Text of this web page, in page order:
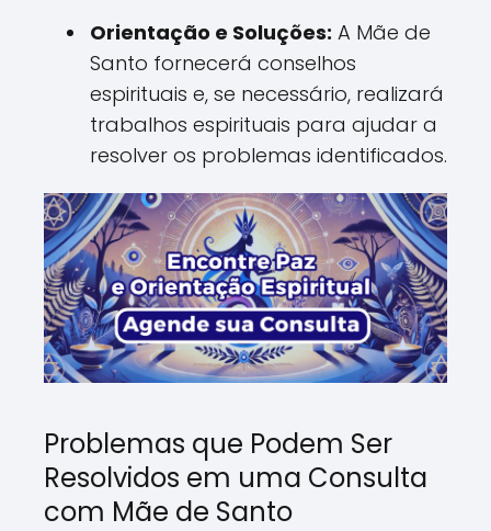
Orientação e Soluções: A Mãe de
Santo fornecerá conselhos
espirituais e, se necessário, realizará
trabalhos espirituais para ajudar a
resolver os problemas identificados.
Problemas que Podem Ser
Resolvidos em uma Consulta
com Mãe de Santo